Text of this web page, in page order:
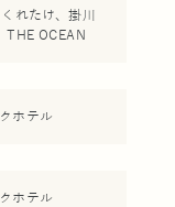
れたけ、掛川
THE OCEAN
ホテル
ホテル